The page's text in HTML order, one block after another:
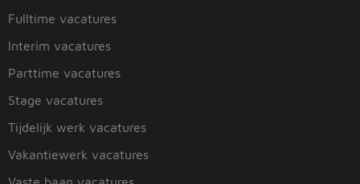
Fulltime vacatures
Interim vacatures
Parttime vacatures
Stage vacatures
Tijdelijk werk vacatures
Vakantiewerk vacatures